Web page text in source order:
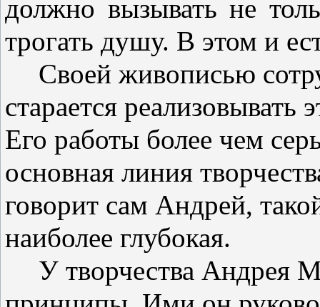
должно вызывать не
трогать душу. В этом и
Своей живописью
старается реализовывать
Его работы более чем
основная линия
говорит сам Андрей,
наиболее глубокая.
У творчества Андрея